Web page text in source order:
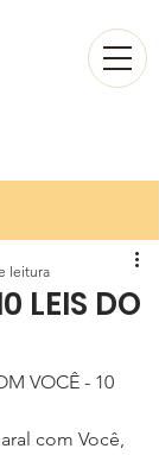
LEIS DO
leitura
VOCÊ - 10
com Você,